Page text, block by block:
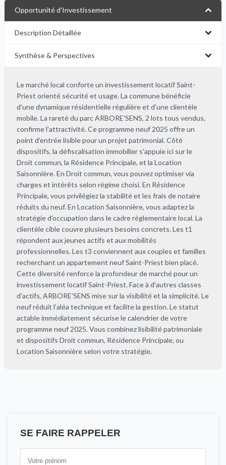
Opportunité d'Investissement
Description Détaillée
Synthèse & Perspectives
Le marché local conforte un investissement locatif Saint-
Priest orienté sécurité et usage. La commune bénéficie
d’une dynamique résidentielle régulière et d’une clientèle
mobile. La rareté du parc ARBORE'SENS, 2 lots tous vendus,
confirme l’attractivité. Ce programme neuf 2025 offre un
point d’entrée lisible pour un projet patrimonial. Côté
dispositifs, la défiscalisation immobilier s’appuie ici sur le
Droit commun, la Résidence Principale, et la Location
Saisonnière. En Droit commun, vous pouvez optimiser via
charges et intérêts selon régime choisi. En Résidence
Principale, vous privilégiez la stabilité et les frais de notaire
réduits du neuf. En Location Saisonnière, vous adaptez la
stratégie d’occupation dans le cadre réglementaire local. La
clientèle cible couvre plusieurs besoins concrets. Les t1
répondent aux jeunes actifs et aux mobilités
professionnelles. Les t3 conviennent aux couples et familles
recherchant un appartement neuf Saint-Priest bien placé.
Cette diversité renforce la profondeur de marché pour un
investissement locatif Saint-Priest. Face à d’autres classes
d’actifs, ARBORE'SENS mise sur la visibilité et la simplicité. Le
neuf réduit l’aléa technique et facilite la gestion. Le statut
actable immédiatement sécurise le calendrier de votre
programme neuf 2025. Vous combinez lisibilité patrimoniale
et dispositifs Droit commun, Résidence Principale, ou
Location Saisonnière selon votre stratégie.
SE FAIRE RAPPELER